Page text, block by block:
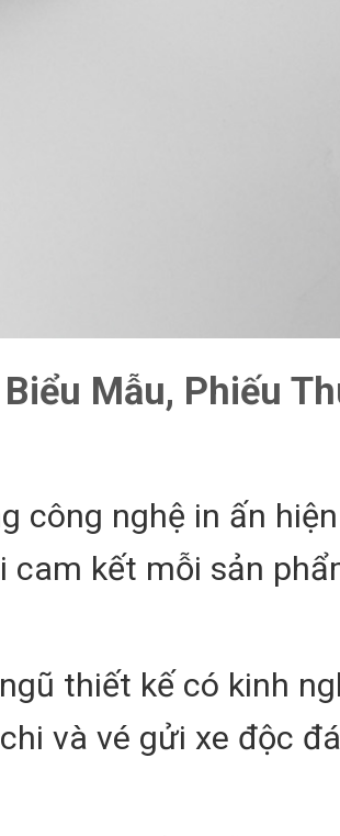
Mẫu, Phiếu
công nghệ in ấn
kết mỗi sản
thiết kế có kinh
và vé gửi xe độc